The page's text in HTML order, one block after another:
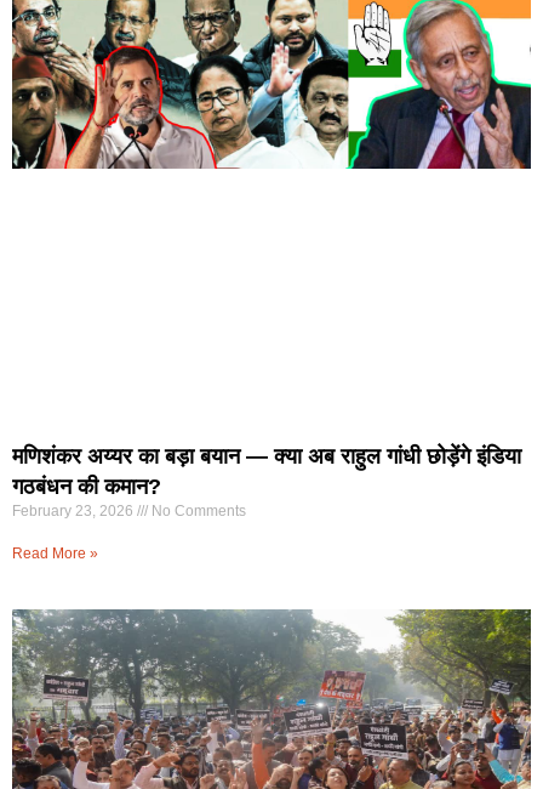
मणिशंकर अय्यर का बड़ा बयान — क्या अब राहुल गांधी छोड़ेंगे इंडिया
गठबंधन की कमान?
February 23, 2026 No Comments
Read More »